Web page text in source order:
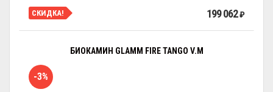
СКИДКА! 199 062₽
БИОКАМИН GLAMM FIRE TANGO V.M
-3%